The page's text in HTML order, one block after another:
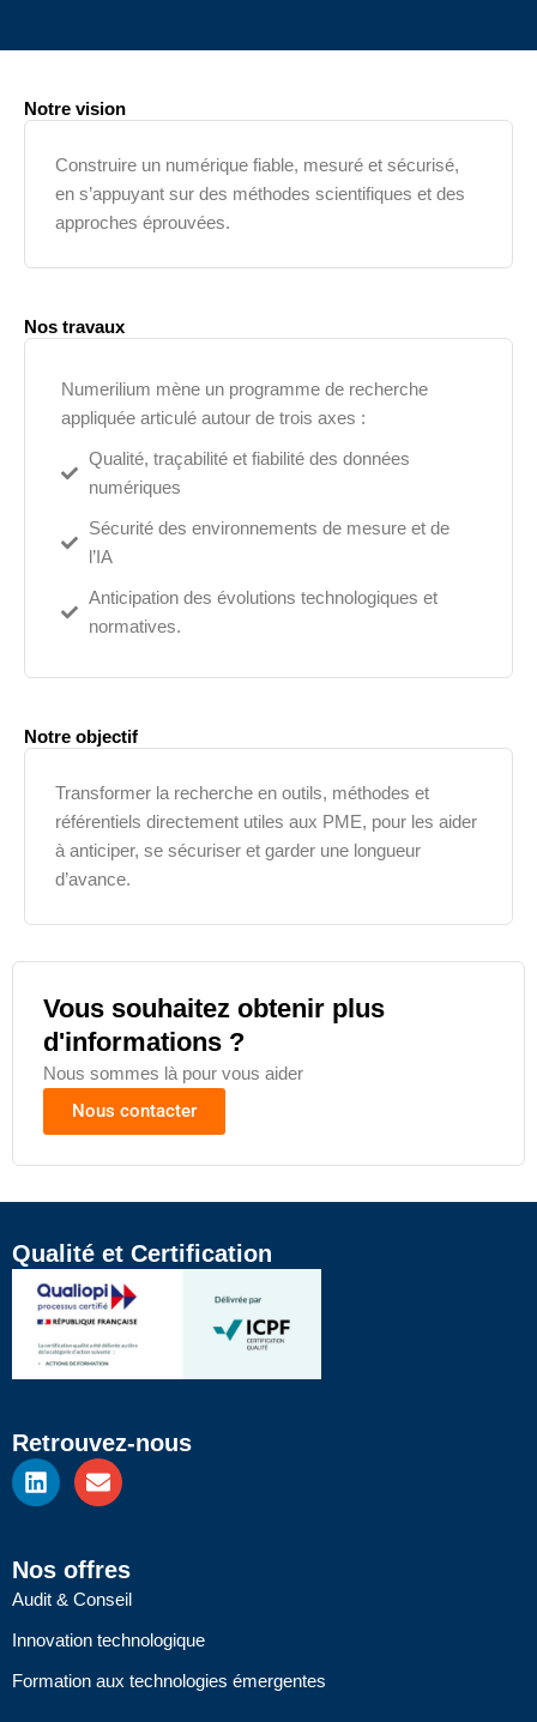
Notre vision
Construire un numérique fiable, mesuré et sécurisé,
en s’appuyant sur des méthodes scientifiques et des
approches éprouvées.
Nos travaux
Numerilium mène un programme de recherche
appliquée articulé autour de trois axes :
Qualité, traçabilité et fiabilité des données
numériques
Sécurité des environnements de mesure et de
l’IA
Anticipation des évolutions technologiques et
normatives.
Notre objectif
Transformer la recherche en outils, méthodes et
référentiels directement utiles aux PME, pour les aider
à anticiper, se sécuriser et garder une longueur
d’avance.
Vous souhaitez obtenir plus
d'informations ?
Nous sommes là pour vous aider
Nous contacter
Qualité et Certification
Retrouvez-nous
L
i
e
d
i
n
E
n
l
o
p
e
Nos offres
Audit & Conseil
Innovation technologique
Formation aux technologies émergentes